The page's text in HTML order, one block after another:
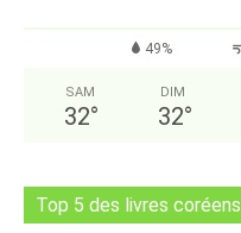
49%
SAM
32°
DIM
32°
Top 5 des livres coréens